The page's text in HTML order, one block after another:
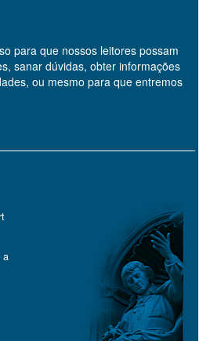
para que nossos leitores possam
sanar dúvidas, obter informações
ou mesmo para que entremos
a